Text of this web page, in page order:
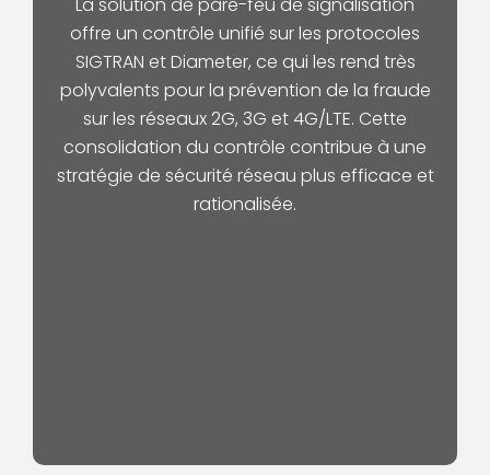
offre un contrôle unifié sur les protocoles
SIGTRAN et Diameter, ce qui les rend très
polyvalents pour la prévention de la fraude
sur les réseaux 2G, 3G et 4G/LTE. Cette
consolidation du contrôle contribue à une
stratégie de sécurité réseau plus efficace et
rationalisée.